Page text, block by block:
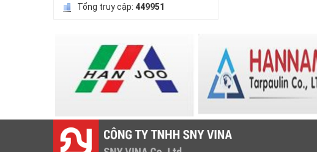
LƯỚI HÀNG RÀO HÌNH VUÔNG
Tổng truy cập: 449951